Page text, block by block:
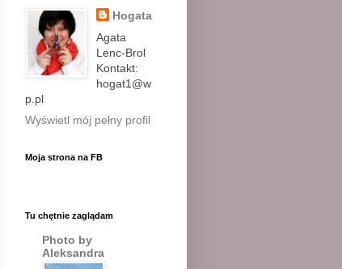
Hogata
Agata
Lenc-Brol
Kontakt:
hogat1@w
p.pl
Wyświetl mój pełny profil
Moja strona na FB
Tu chętnie zaglądam
Photo by
Aleksandra